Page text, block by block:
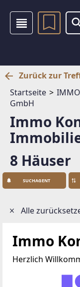
Zurück zur
Startseite
GmbH
Immo
8 Häuser
SUCHAGENT
Alle
Immo
Herzlich